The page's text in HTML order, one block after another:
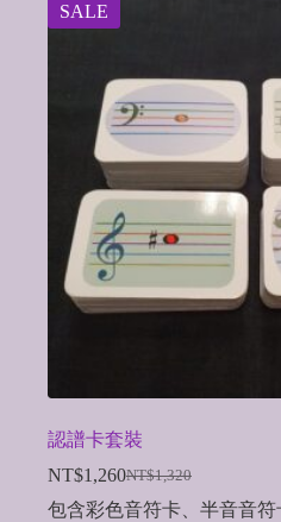
SALE
認譜卡套裝
NT$1,320
Original
price
NT$1,260Current
price
包含彩色音符卡、半音音